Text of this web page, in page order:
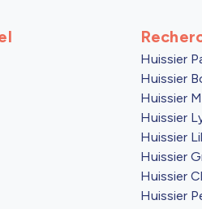
Huissier
Huissier
Huissier
Huissier
Huissier
Huissier
Huissier
Huissier